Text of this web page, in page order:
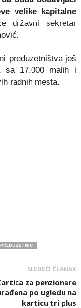
velike kapitalne
državni sekretar
preduzetništva još
sa 17.000 malih i
radnih mesta.
PREDUZETNICI
SLEDEĆI ČLANAK
za penzionere
po ugledu na
karticu tri plus